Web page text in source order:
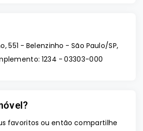
551 - Belenzinho - São Paulo/SP,
1234 - 03303-000
favoritos ou então compartilhe